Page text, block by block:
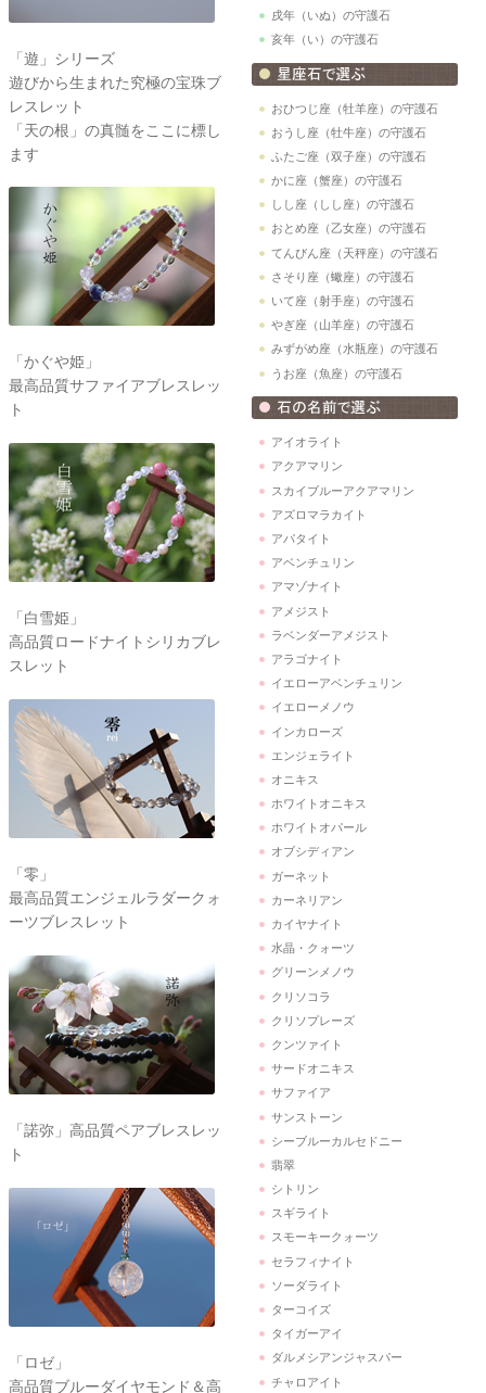
「遊」シリーズ
遊びから生まれた究極の宝珠ブ
レスレット
「天の根」の真髄をここに標し
ます
「かぐや姫」
最高品質サファイアブレスレッ
ト
「白雪姫」
高品質ロードナイトシリカブレ
スレット
「零」
最高品質エンジェルラダークォ
ーツブレスレット
「諾弥」高品質ペアブレスレッ
ト
「ロゼ」
高品質ブルーダイヤモンド＆高
戌年（いぬ）の守護石
亥年（い）の守護石
おひつじ座（牡羊座）の守護石
おうし座（牡牛座）の守護石
ふたご座（双子座）の守護石
かに座（蟹座）の守護石
しし座（しし座）の守護石
おとめ座（乙女座）の守護石
てんびん座（天秤座）の守護石
さそり座（蠍座）の守護石
いて座（射手座）の守護石
やぎ座（山羊座）の守護石
みずがめ座（水瓶座）の守護石
うお座（魚座）の守護石
アイオライト
アクアマリン
スカイブルーアクアマリン
アズロマラカイト
アパタイト
アベンチュリン
アマゾナイト
アメジスト
ラベンダーアメジスト
アラゴナイト
イエローアベンチュリン
イエローメノウ
インカローズ
エンジェライト
オニキス
ホワイトオニキス
ホワイトオパール
オブシディアン
ガーネット
カーネリアン
カイヤナイト
水晶・クォーツ
グリーンメノウ
クリソコラ
クリソプレーズ
クンツァイト
サードオニキス
サファイア
サンストーン
シーブルーカルセドニー
翡翠
シトリン
スギライト
スモーキークォーツ
セラフィナイト
ソーダライト
ターコイズ
タイガーアイ
ダルメシアンジャスパー
チャロアイト